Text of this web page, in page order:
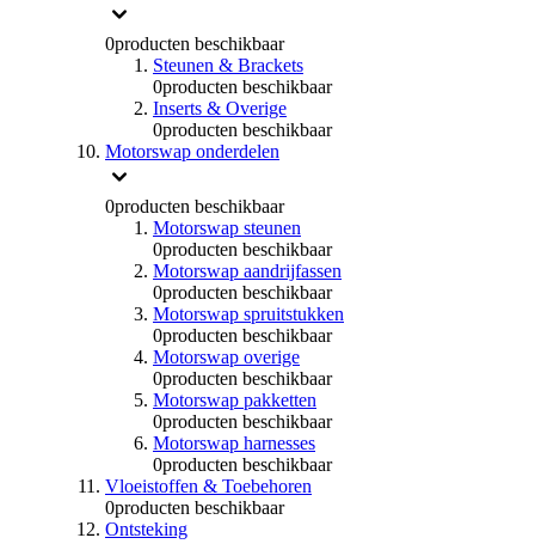
0producten beschikbaar
Steunen & Brackets
0producten beschikbaar
Inserts & Overige
0producten beschikbaar
Motorswap onderdelen
0producten beschikbaar
Motorswap steunen
0producten beschikbaar
Motorswap aandrijfassen
0producten beschikbaar
Motorswap spruitstukken
0producten beschikbaar
Motorswap overige
0producten beschikbaar
Motorswap pakketten
0producten beschikbaar
Motorswap harnesses
0producten beschikbaar
Vloeistoffen & Toebehoren
0producten beschikbaar
Ontsteking